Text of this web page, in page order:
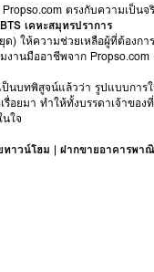
ตรงกับความเป็น
เคหะสมุทรปราการ
) ให้ความช่วยเหลือผู้ที่ต้องก
งานมืออาชีพจาก
นบทพิสูจน์แล้วว่า รูปแบบการ
อยมา ทำให้ทั้งบรรดาเจ้าของ
ใจ
ทาวน์โฮม | ฝากขายอาคารพา